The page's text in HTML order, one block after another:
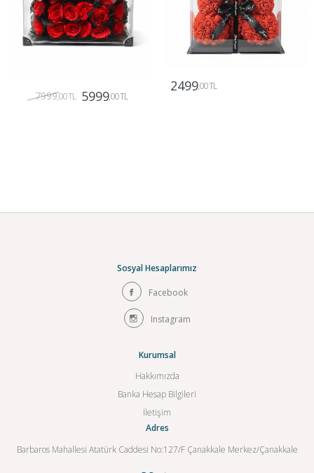
7999,00 TL 5999,00 TL
2499,00 TL
Sosyal Hesaplarımız
Facebook
Instagram
Kurumsal
Hakkımızda
Banka Hesap Bilgileri
İletişim
Adres
Barbaros Mahallesi Atatürk Caddesi No:127/F Çanakkale Merkez/Çanakkale